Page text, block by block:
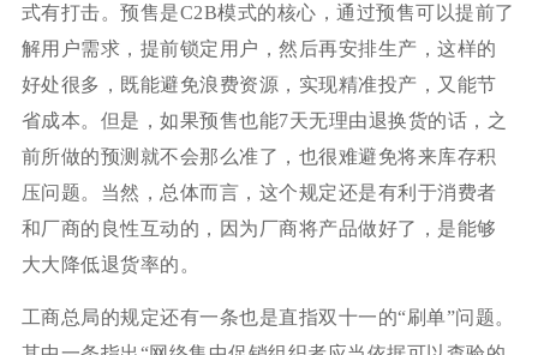
式有打击。预售是C2B模式的核心，通过预售可以提前了
解用户需求，提前锁定用户，然后再安排生产，这样的
好处很多，既能避免浪费资源，实现精准投产，又能节
省成本。但是，如果预售也能7天无理由退换货的话，之
前所做的预测就不会那么准了，也很难避免将来库存积
压问题。当然，总体而言，这个规定还是有利于消费者
和厂商的良性互动的，因为厂商将产品做好了，是能够
大大降低退货率的。
工商总局的规定还有一条也是直指双十一的“刷单”问题。